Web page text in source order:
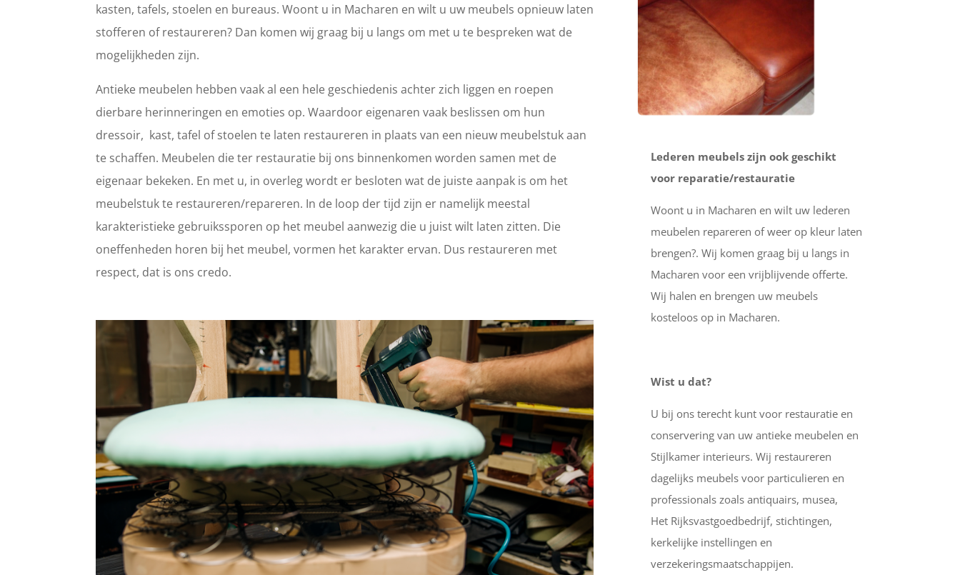
kasten, tafels, stoelen en bureaus. Woont u in Macharen en wilt u uw meubels opnieuw laten
stofferen of restaureren? Dan komen wij graag bij u langs om met u te bespreken wat de
mogelijkheden zijn.
Antieke meubelen hebben vaak al een hele geschiedenis achter zich liggen en roepen
dierbare herinneringen en emoties op. Waardoor eigenaren vaak beslissen om hun
dressoir, kast, tafel of stoelen te laten restaureren in plaats van een nieuw meubelstuk aan
te schaffen. Meubelen die ter restauratie bij ons binnenkomen worden samen met de
eigenaar bekeken. En met u, in overleg wordt er besloten wat de juiste aanpak is om het
meubelstuk te restaureren/repareren. In de loop der tijd zijn er namelijk meestal
karakteristieke gebruikssporen op het meubel aanwezig die u juist wilt laten zitten. Die
oneffenheden horen bij het meubel, vormen het karakter ervan. Dus restaureren met
respect, dat is ons credo.
Lederen meubels zijn ook geschikt
voor reparatie/restauratie
Woont u in Macharen en wilt uw lederen
meubelen repareren of weer op kleur laten
brengen?. Wij komen graag bij u langs in
Macharen voor een vrijblijvende offerte.
Wij halen en brengen uw meubels
kosteloos op in Macharen.
Wist u dat?
U bij ons terecht kunt voor restauratie en
conservering van uw antieke meubelen en
Stijlkamer interieurs. Wij restaureren
dagelijks meubels voor particulieren en
professionals zoals antiquairs, musea,
Het Rijksvastgoedbedrijf, stichtingen,
kerkelijke instellingen en
verzekeringsmaatschappijen.